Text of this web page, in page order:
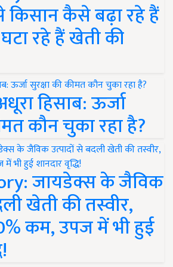
किसान कैसे बढ़ा रहे हैं
रहे हैं खेती की
हिसाब: ऊर्जा
कौन चुका रहा है?
जायडेक्स के जैविक
खेती की तस्वीर,
कम, उपज में भी हुई